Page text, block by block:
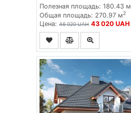
Полезная площадь: 180.43 м
Общая площадь: 270.97 м2
Цена: 46 020 UAH 43 020 UAH